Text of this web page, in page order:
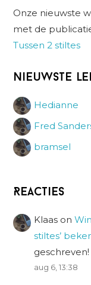
Onze nieuwste
met de
Tussen 2 stiltes
Nieuwste
Hedianne
Fred
bramsel
Reacties
Klaas on
stiltes’
aug 6, 13:38